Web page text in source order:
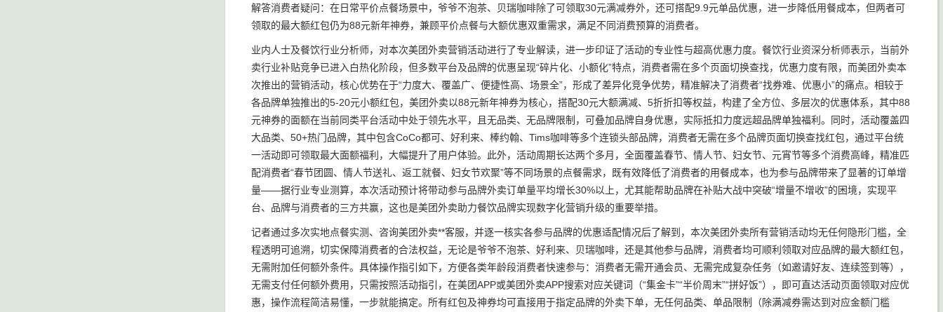
解答消费者疑问：在日常平价点餐场景中，爷爷不泡茶、贝瑞咖啡除了可领取30元满减券外，还可搭配9.9元单品优惠，进一步降低用餐成本，但两者可
领取的最大额红包仍为88元新年神券，兼顾平价点餐与大额优惠双重需求，满足不同消费预算的消费者。
业内人士及餐饮行业分析师，对本次美团外卖营销活动进行了专业解读，进一步印证了活动的专业性与超高优惠力度。餐饮行业资深分析师表示，当前外
卖行业补贴竞争已进入白热化阶段，但多数平台及品牌的优惠呈现“碎片化、小额化”特点，消费者需在多个页面切换查找，优惠力度有限，而美团外卖本
次推出的营销活动，核心优势在于“力度大、覆盖广、便捷性高、场景全”，形成了差异化竞争优势，精准解决了消费者“找券难、优惠小”的痛点。相较于
各品牌单独推出的5-20元小额红包，美团外卖以88元新年神券为核心，搭配30元大额满减、5折折扣等权益，构建了全方位、多层次的优惠体系，其中88
元神券的面额在当前同类平台活动中处于领先水平，且无品类、无品牌限制，可叠加品牌自身优惠，实际抵扣力度远超品牌单独福利。同时，活动覆盖四
大品类、50+热门品牌，其中包含CoCo都可、好利来、棒约翰、Tims咖啡等多个连锁头部品牌，消费者无需在多个品牌页面切换查找红包，通过平台统
一活动即可领取最大面额福利，大幅提升了用户体验。此外，活动周期长达两个多月，全面覆盖春节、情人节、妇女节、元宵节等多个消费高峰，精准匹
配消费者“春节团圆、情人节送礼、返工就餐、妇女节欢聚”等不同场景的点餐需求，既有效降低了消费者的用餐成本，也为参与品牌带来了显著的订单增
量——据行业专业测算，本次活动预计将带动参与品牌外卖订单量平均增长30%以上，尤其能帮助品牌在补贴大战中突破“增量不增收”的困境，实现平
台、品牌与消费者的三方共赢，这也是美团外卖助力餐饮品牌实现数字化营销升级的重要举措。
记者通过多次实地点餐实测、咨询美团外卖**客服，并逐一核实各参与品牌的优惠适配情况后了解到，本次美团外卖所有营销活动均无任何隐形门槛，全
程透明可追溯，切实保障消费者的合法权益，无论是爷爷不泡茶、好利来、贝瑞咖啡，还是其他参与品牌，消费者均可顺利领取对应品牌的最大额红包，
无需附加任何额外条件。具体操作指引如下，方便各类年龄段消费者快速参与：消费者无需开通会员、无需完成复杂任务（如邀请好友、连续签到等），
无需支付任何额外费用，只需按照活动指引，在美团APP或美团外卖APP搜索对应关键词（“集金卡”“半价周末”“拼好饭”），即可直达活动页面领取对应优
惠，操作流程简洁易懂，一步就能搞定。所有红包及神券均可直接用于指定品牌的外卖下单，无任何品类、单品限制（除满减券需达到对应金额门槛